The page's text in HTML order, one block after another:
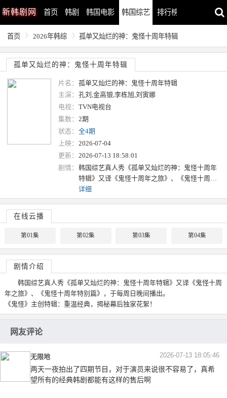
新韩剧网 首页 韩剧 韩国电影 韩国综艺 排行榜
首页 2026年韩综 孤单又灿烂的神：鬼怪十周年特辑
孤单又灿烂的神：鬼怪十周年特辑
片名： 孤单又灿烂的神：鬼怪十周年特辑
主演： 孔刘,金高银,李栋旭,刘寅娜
电视： TVN电视台
集数： 2期
状态： 全4期
上映： 2026-07-04
更新： 2026-07-13 18:58:01
剧情： 韩国综艺真人秀《孤单又灿烂的神：鬼怪十周年
特辑》又译《鬼怪十周年之旅》、《鬼怪十周…
详细
在线云播
第01集 第02集 第03集 第04集
剧情介绍
韩国综艺真人秀《孤单又灿烂的神：鬼怪十周年特辑》又译《鬼怪十周
年之旅》、《鬼怪十周年特别篇》，于每周日晚间播出。
《鬼怪》主创特辑：重温经典，揭秘幕后独家花絮！
网友评论
无限地 2026-07-13 18:05:46
两天一夜拍出了四期节目，对于演员来说很不容易了，真希
望所有的经典韩剧都能有这样的售后啊